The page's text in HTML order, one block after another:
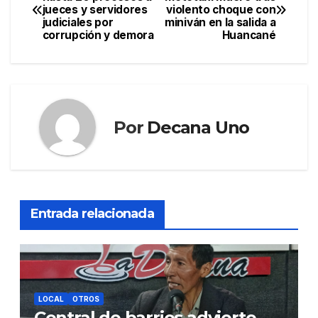
de
entradas
violento choque con
miniván en la salida a
Huancané
jueces y servidores
judiciales por
corrupción y demora
Por Decana Uno
Entrada relacionada
LOCAL OTROS